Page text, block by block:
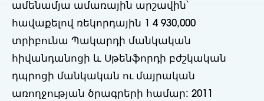
ամենամյա ամառային արշավին՝
հավաքելով ռեկորդային 1 4 930,000
տրիբունա Պակարդի մանկական
հիվանդանոցի և Սթենֆորդի բժշկական
դպրոցի մանկական ու մայրական
առողջության ծրագրերի համար: 2011